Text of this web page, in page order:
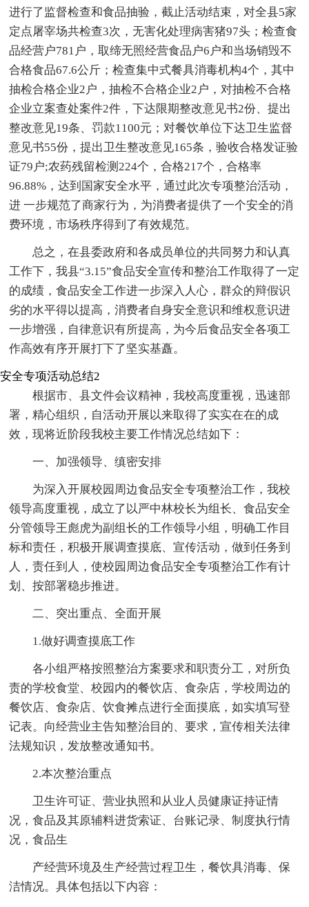
进行了监督检查和食品抽验，截止活动结束，对全县5家
定点屠宰场共检查3次，无害化处理病害猪97头；检查食
品经营户781户，取缔无照经营食品户6户和当场销毁不
合格食品67.6公斤；检查集中式餐具消毒机构4个，其中
抽检合格企业2户，抽检不合格企业2户，对抽检不合格
企业立案查处案件2件，下达限期整改意见书2份、提出
整改意见19条、罚款1100元；对餐饮单位下达卫生监督
意见书55份，提出卫生整改意见165条，验收合格发证验
证79户;农药残留检测224个，合格217个，合格率
96.88%，达到国家安全水平，通过此次专项整治活动，
进 一步规范了商家行为，为消费者提供了一个安全的消
费环境，市场秩序得到了有效规范。
总之，在县委政府和各成员单位的共同努力和认真
工作下，我县“3.15”食品安全宣传和整治工作取得了一定
的成绩，食品安全工作进一步深入人心，群众的辩假识
劣的水平得以提高，消费者自身安全意识和维权意识进
一步增强，自律意识有所提高，为今后食品安全各项工
作高效有序开展打下了坚实基矗。
安全专项活动总结2
根据市、县文件会议精神，我校高度重视，迅速部
署，精心组织，自活动开展以来取得了实实在在的成
效，现将近阶段我校主要工作情况总结如下：
一、加强领导、缜密安排
为深入开展校园周边食品安全专项整治工作，我校
领导高度重视，成立了以严中林校长为组长、食品安全
分管领导王彪虎为副组长的工作领导小组，明确工作目
标和责任，积极开展调查摸底、宣传活动，做到任务到
人，责任到人，使校园周边食品安全专项整治工作有计
划、按部署稳步推进。
二、突出重点、全面开展
1.做好调查摸底工作
各小组严格按照整治方案要求和职责分工，对所负
责的学校食堂、校园内的餐饮店、食杂店，学校周边的
餐饮店、食杂店、饮食摊点进行全面摸底，如实填写登
记表。向经营业主告知整治目的、要求，宣传相关法律
法规知识，发放整改通知书。
2.本次整治重点
卫生许可证、营业执照和从业人员健康证持证情
况，食品及其原辅料进货索证、台账记录、制度执行情
况，食品生
产经营环境及生产经营过程卫生，餐饮具消毒、保
洁情况。具体包括以下内容：